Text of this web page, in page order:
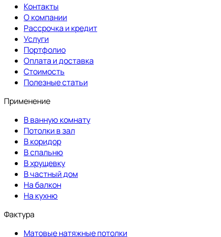
Контакты
О компании
Рассрочка и кредит
Услуги
Портфолио
Оплата и доставка
Стоимость
Полезные статьи
Применение
В ванную комнату
Потолки в зал
В коридор
В спальню
В хрущевку
В частный дом
На балкон
На кухню
Фактура
Матовые натяжные потолки